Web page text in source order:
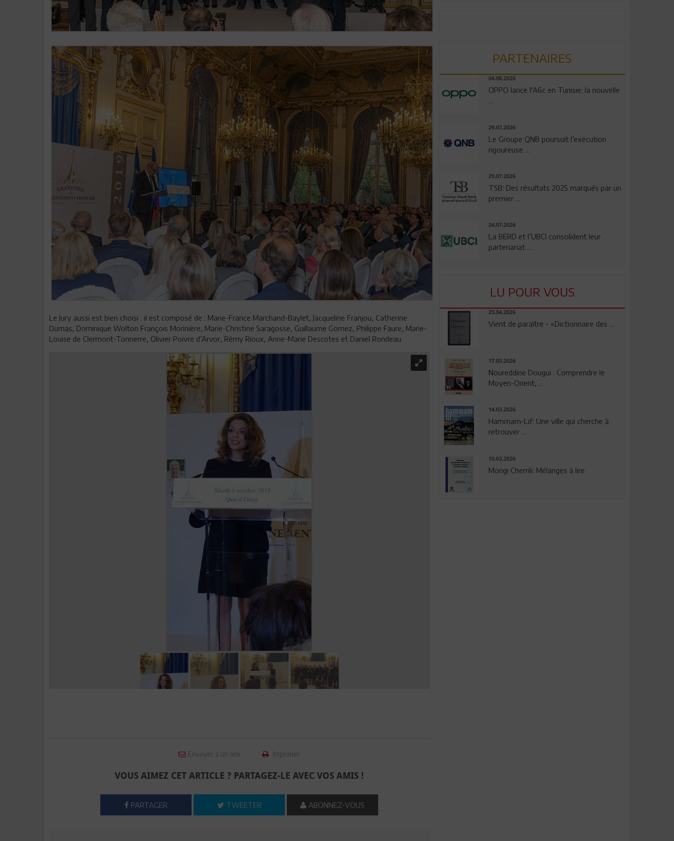
Le Jury aussi est bien choisi : il est composé de : Marie-France Marchand-Baylet, Jacqueline Franjou, Catherine
Dumas, Dominique Wolton François Morinière, Marie-Christine Saragosse, Guillaume Gomez, Philippe Faure, Marie-
Louise de Clermont-Tonnerre, Olivier Poivre d’Arvor, Rémy Rioux, Anne-Marie Descotes et Daniel Rondeau.
Envoyer à un ami Imprimer
VOUS AIMEZ CET ARTICLE ? PARTAGEZ-LE AVEC VOS AMIS !
PARTAGER TWEETER ABONNEZ-VOUS
PARTENAIRES
04.08.2026
OPPO lance l'A6c en Tunisie: la nouvelle
...
29.07.2026
Le Groupe QNB poursuit l’exécution
rigoureuse ...
29.07.2026
TSB: Des résultats 2025 marqués par un
premier ...
24.07.2026
La BERD et l’UBCI consolident leur
partenariat ...
LU POUR VOUS
23.04.2026
Vient de paraître - «Dictionnaire des ...
17.03.2026
Noureddine Dougui : Comprendre le
Moyen-Orient, ...
14.03.2026
Hammam-Lif: Une ville qui cherche à
retrouver ...
10.03.2026
Mongi Chemli: Mélanges à lire